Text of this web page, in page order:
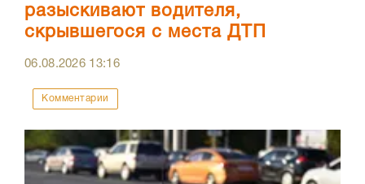
разыскивают водителя,
скрывшегося с места ДТП
06.08.2026 13:16
Комментарии